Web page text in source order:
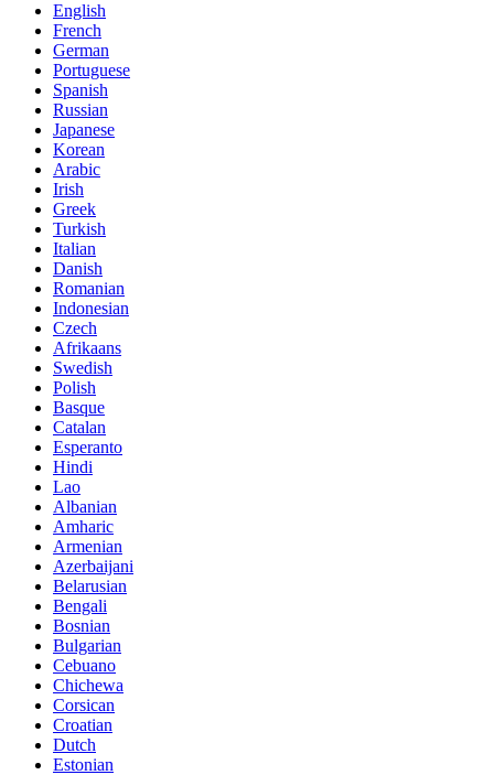
English
French
German
Portuguese
Spanish
Russian
Japanese
Korean
Arabic
Irish
Greek
Turkish
Italian
Danish
Romanian
Indonesian
Czech
Afrikaans
Swedish
Polish
Basque
Catalan
Esperanto
Hindi
Lao
Albanian
Amharic
Armenian
Azerbaijani
Belarusian
Bengali
Bosnian
Bulgarian
Cebuano
Chichewa
Corsican
Croatian
Dutch
Estonian